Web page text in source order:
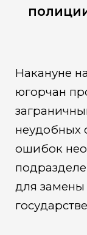
Накануне
югорчан
неудобных
ошибок
для замены